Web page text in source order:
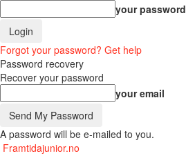
your password
Forgot your password? Get help
Password recovery
Recover your password
your email
A password will be e-mailed to you.
Framtidajunior.no